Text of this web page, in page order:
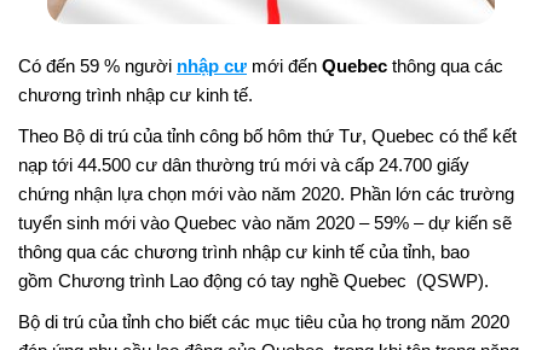
Có đến 59 % người nhập cư mới đến Quebec thông qua các
chương trình nhập cư kinh tế.
Theo Bộ di trú của tỉnh công bố hôm thứ Tư, Quebec có thể kết
nạp tới 44.500 cư dân thường trú mới và cấp 24.700 giấy
chứng nhận lựa chọn mới vào năm 2020. Phần lớn các trường
tuyển sinh mới vào Quebec vào năm 2020 – 59% – dự kiến ​​sẽ
thông qua các chương trình nhập cư kinh tế của tỉnh, bao
gồm Chương trình Lao động có tay nghề Quebec (QSWP).
Bộ di trú của tỉnh cho biết các mục tiêu của họ trong năm 2020